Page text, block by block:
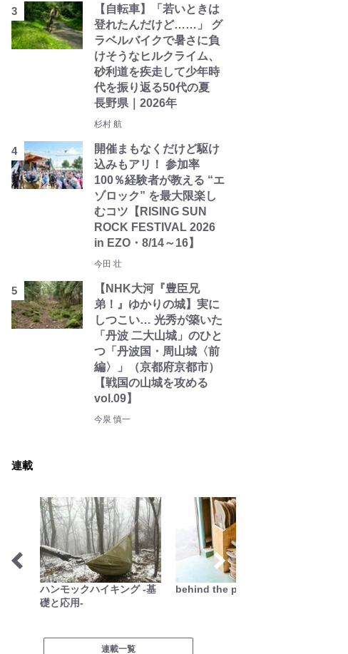
【自転車】「若いときは
登れたんだけど……」 グ
ラベルバイクで暑さに負
けそうなヒルクライム、
砂利道を疾走して少年時
代を振り返る50代の夏
長野県｜2026年
杉村 航
開催まもなくだけど駆け
込みもアリ！ 参加率
100％経験者が教える “エ
ゾロック” を最大限楽し
むコツ【RISING SUN
ROCK FESTIVAL 2026
in EZO・8/14～16】
今田 壮
【NHK大河『豊臣兄
弟！』ゆかりの城】実に
しつこい… 光秀が築いた
「丹波 二大山城」のひと
つ「丹波国・周山城〈前
編〉」（京都府京都市）
【戦国の山城を攻める
vol.09】
今泉 慎一
連載
ハンモックハイキング -基
礎と応用-
behind the products
連載一覧